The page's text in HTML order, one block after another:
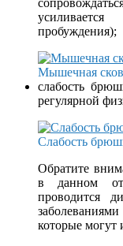
пробуждения);
Мышечная
слабость
регулярной
Слабость
Обратите
в данном
проводится
которые могут